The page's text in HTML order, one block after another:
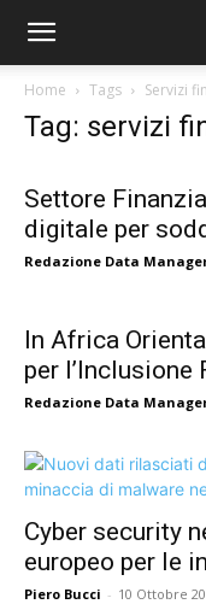
Home Tags Servizi
Tag: servizi
Settore
digitale per
Redazione Data
In Africa
per l’Inclusione
Redazione Data
Cyber security
europeo per le
Piero Bucci - 10 Ottobre